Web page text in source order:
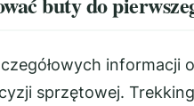
informacji
sprzętowej.